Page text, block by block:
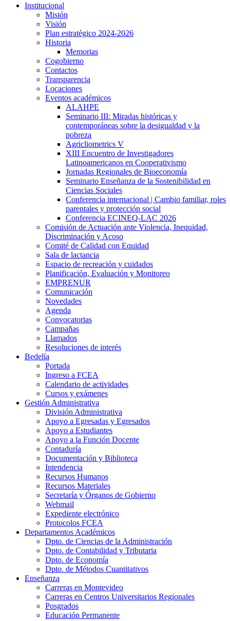
Institucional
Misión
Visión
Plan estratégico 2024-2026
Historia
Memorias
Cogobierno
Contactos
Transparencia
Locaciones
Eventos académicos
ALAHPE
Seminario III: Miradas históricas y
contemporáneas sobre la desigualdad y la
pobreza
Agricliometrics V
XIII Encuentro de Investigadores
Latinoamericanos en Cooperativismo
Jornadas Regionales de Bioeconomía
Seminario Enseñanza de la Sostenibilidad en
Ciencias Sociales
Conferencia internacional | Cambio familiar, roles
parentales y protección social
Conferencia ECINEQ-LAC 2026
Comisión de Actuación ante Violencia, Inequidad,
Discriminación y Acoso
Comité de Calidad con Equidad
Sala de lactancia
Espacio de recreación y cuidados
Planificación, Evaluación y Monitoreo
EMPRENUR
Comunicación
Novedades
Agenda
Convocatorias
Campañas
Llamados
Resoluciones de interés
Bedelía
Portada
Ingreso a FCEA
Calendario de actividades
Cursos y exámenes
Gestión Administrativa
División Administrativa
Apoyo a Egresadas y Egresados
Apoyo a Estudiantes
Apoyo a la Función Docente
Contaduría
Documentación y Biblioteca
Intendencia
Recursos Humanos
Recursos Materiales
Secretaría y Órganos de Gobierno
Webmail
Expediente electrónico
Protocolos FCEA
Departamentos Académicos
Dpto. de Ciencias de la Administración
Dpto. de Contabilidad y Tributaria
Dpto. de Economía
Dpto. de Métodos Cuantitativos
Enseñanza
Carreras en Montevideo
Carreras en Centros Universitarios Regionales
Posgrados
Educación Permanente